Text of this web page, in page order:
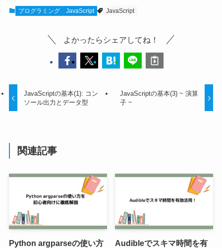
プログラミング JavaScript JavaScript
よかったらシェアしてね！
JavaScriptの基本(1): コン
ソール出力とデータ型
JavaScriptの基本(3) ~ 演算
子 ~
関連記事
Python argparseの使い方
Audibleでスキマ時間を有